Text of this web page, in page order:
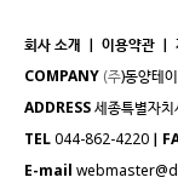
회사 소개 ｜ 이용약관 ｜
COMPANY (주)동양테
ADDRESS세종특별자
TEL044-862-4220 ｜
E-mail